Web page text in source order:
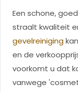
Een schone,
straalt kwaliteit
gevelreiniging
en de
voorkomt u dat
vanwege